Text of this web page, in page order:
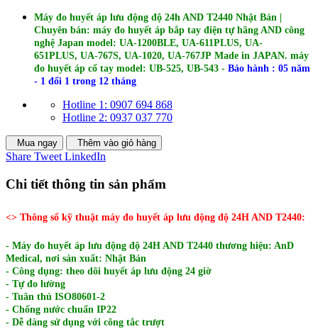
Máy đo huyết áp lưu động độ 24h AND T2440 Nhật Bản |
Chuyên bán: máy đo huyết áp bắp tay điện tự hãng AND công
nghệ Japan model: UA-1200BLE, UA-611PLUS, UA-
651PLUS, UA-767S, UA-1020, UA-767JP Made in JAPAN. máy
đo huyết áp cổ tay model: UB-525, UB-543 - Bảo hành : 05 năm
- 1 đổi 1 trong 12 tháng
Hotline 1: 0907 694 868
Hotline 2: 0937 037 770
Mua ngay Thêm vào giỏ hàng
Share Tweet LinkedIn
Chi tiết thông tin sản phẩm
<> Thông số kỹ thuật máy đo huyết áp lưu động độ 24H AND T2440:
- Máy đo huyết áp lưu động độ 24H AND T2440 thương hiệu: AnD
Medical, nơi sản xuất: Nhật Bản
- Công dụng: theo dõi huyết áp lưu động 24 giờ
- Tự đo lường
- Tuân thủ ISO80601-2
- Chống nước chuẩn IP22
- Dễ dàng sử dụng với công tắc trượt